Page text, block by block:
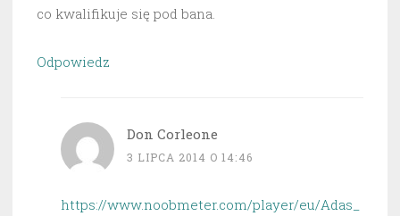
co kwalifikuje się pod bana.
Odpowiedz
Don Corleone
3 LIPCA 2014 O 14:46
https://www.noobmeter.com/player/eu/Adas_